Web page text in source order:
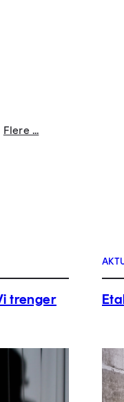
Flere ...
trenger